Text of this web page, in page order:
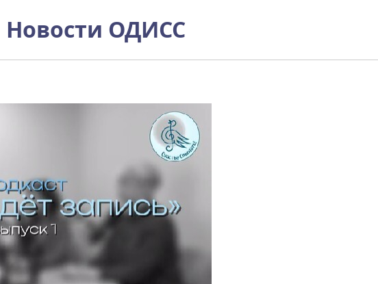
Новости ОДИСС"ТИХО! Идет запись!" с